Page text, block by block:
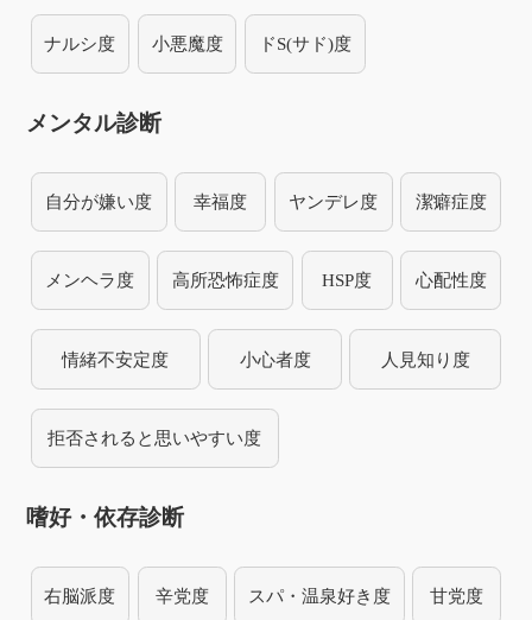
ナルシ度 小悪魔度 ドS(サド)度
メンタル診断
自分が嫌い度 幸福度 ヤンデレ度 潔癖症度
メンヘラ度 高所恐怖症度 HSP度 心配性度
情緒不安定度 小心者度 人見知り度
拒否されると思いやすい度
嗜好・依存診断
右脳派度 辛党度 スパ・温泉好き度 甘党度